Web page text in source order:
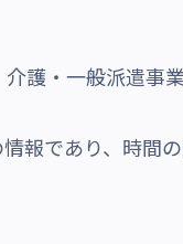
護・一般派遣事業
報であり、時間